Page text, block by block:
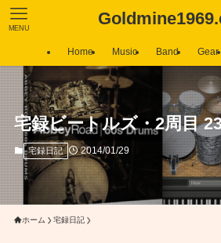
MENU
Home Music Band Gear
宅録ビートルズ・2周目
宅録日記 2014/01/29
ホーム 宅録日記